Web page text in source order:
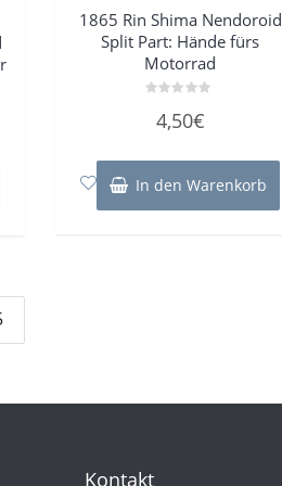
1865 Rin Shima Nendoroid
Split Part: Hände fürs
Motorrad
mit
5
4,50€
In den Warenkorb
Kontakt